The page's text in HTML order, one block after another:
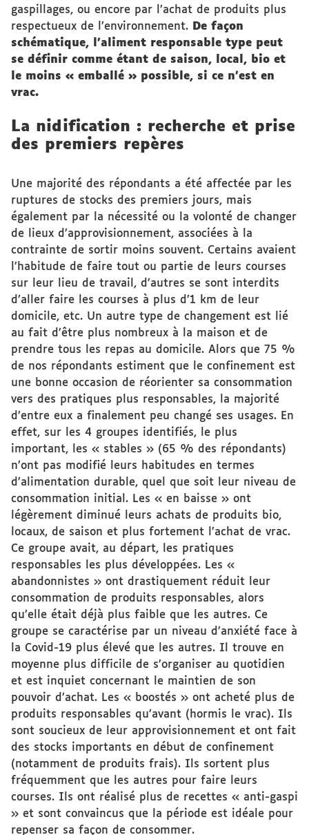
gaspillages, ou encore par l’achat de produits plus
respectueux de l’environnement. De façon
schématique, l’aliment responsable type peut
se définir comme étant de saison, local, bio et
le moins « emballé » possible, si ce n’est en
vrac.
La nidification : recherche et prise
des premiers repères
Une majorité des répondants a été affectée par les
ruptures de stocks des premiers jours, mais
également par la nécessité ou la volonté de changer
de lieux d’approvisionnement, associées à la
contrainte de sortir moins souvent. Certains avaient
l’habitude de faire tout ou partie de leurs courses
sur leur lieu de travail, d’autres se sont interdits
d’aller faire les courses à plus d’1 km de leur
domicile, etc. Un autre type de changement est lié
au fait d’être plus nombreux à la maison et de
prendre tous les repas au domicile. Alors que 75 %
de nos répondants estiment que le confinement est
une bonne occasion de réorienter sa consommation
vers des pratiques plus responsables, la majorité
d’entre eux a finalement peu changé ses usages. En
effet, sur les 4 groupes identifiés, le plus
important, les « stables » (65 % des répondants)
n’ont pas modifié leurs habitudes en termes
d’alimentation durable, quel que soit leur niveau de
consommation initial. Les « en baisse » ont
légèrement diminué leurs achats de produits bio,
locaux, de saison et plus fortement l’achat de vrac.
Ce groupe avait, au départ, les pratiques
responsables les plus développées. Les «
abandonnistes » ont drastiquement réduit leur
consommation de produits responsables, alors
qu’elle était déjà plus faible que les autres. Ce
groupe se caractérise par un niveau d’anxiété face à
la Covid-19 plus élevé que les autres. Il trouve en
moyenne plus difficile de s’organiser au quotidien
et est inquiet concernant le maintien de son
pouvoir d’achat. Les « boostés » ont acheté plus de
produits responsables qu’avant (hormis le vrac). Ils
sont soucieux de leur approvisionnement et ont fait
des stocks importants en début de confinement
(notamment de produits frais). Ils sortent plus
fréquemment que les autres pour faire leurs
courses. Ils ont réalisé plus de recettes « anti-gaspi
» et sont convaincus que la période est idéale pour
repenser sa façon de consommer.